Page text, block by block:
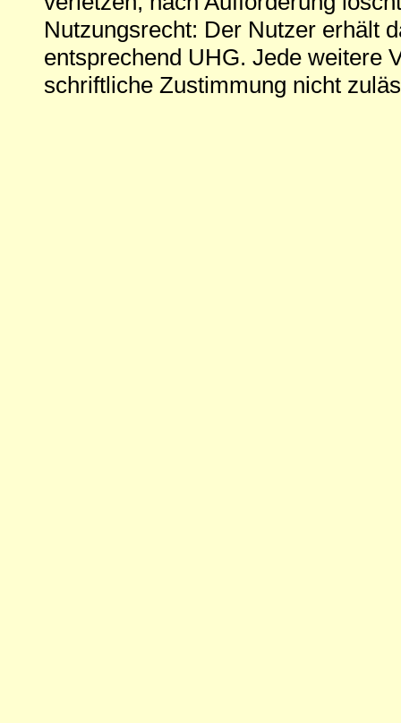
Nutzungsrecht: Der Nutzer erhält
entsprechend UHG. Jede weitere
schriftliche Zustimmung nicht